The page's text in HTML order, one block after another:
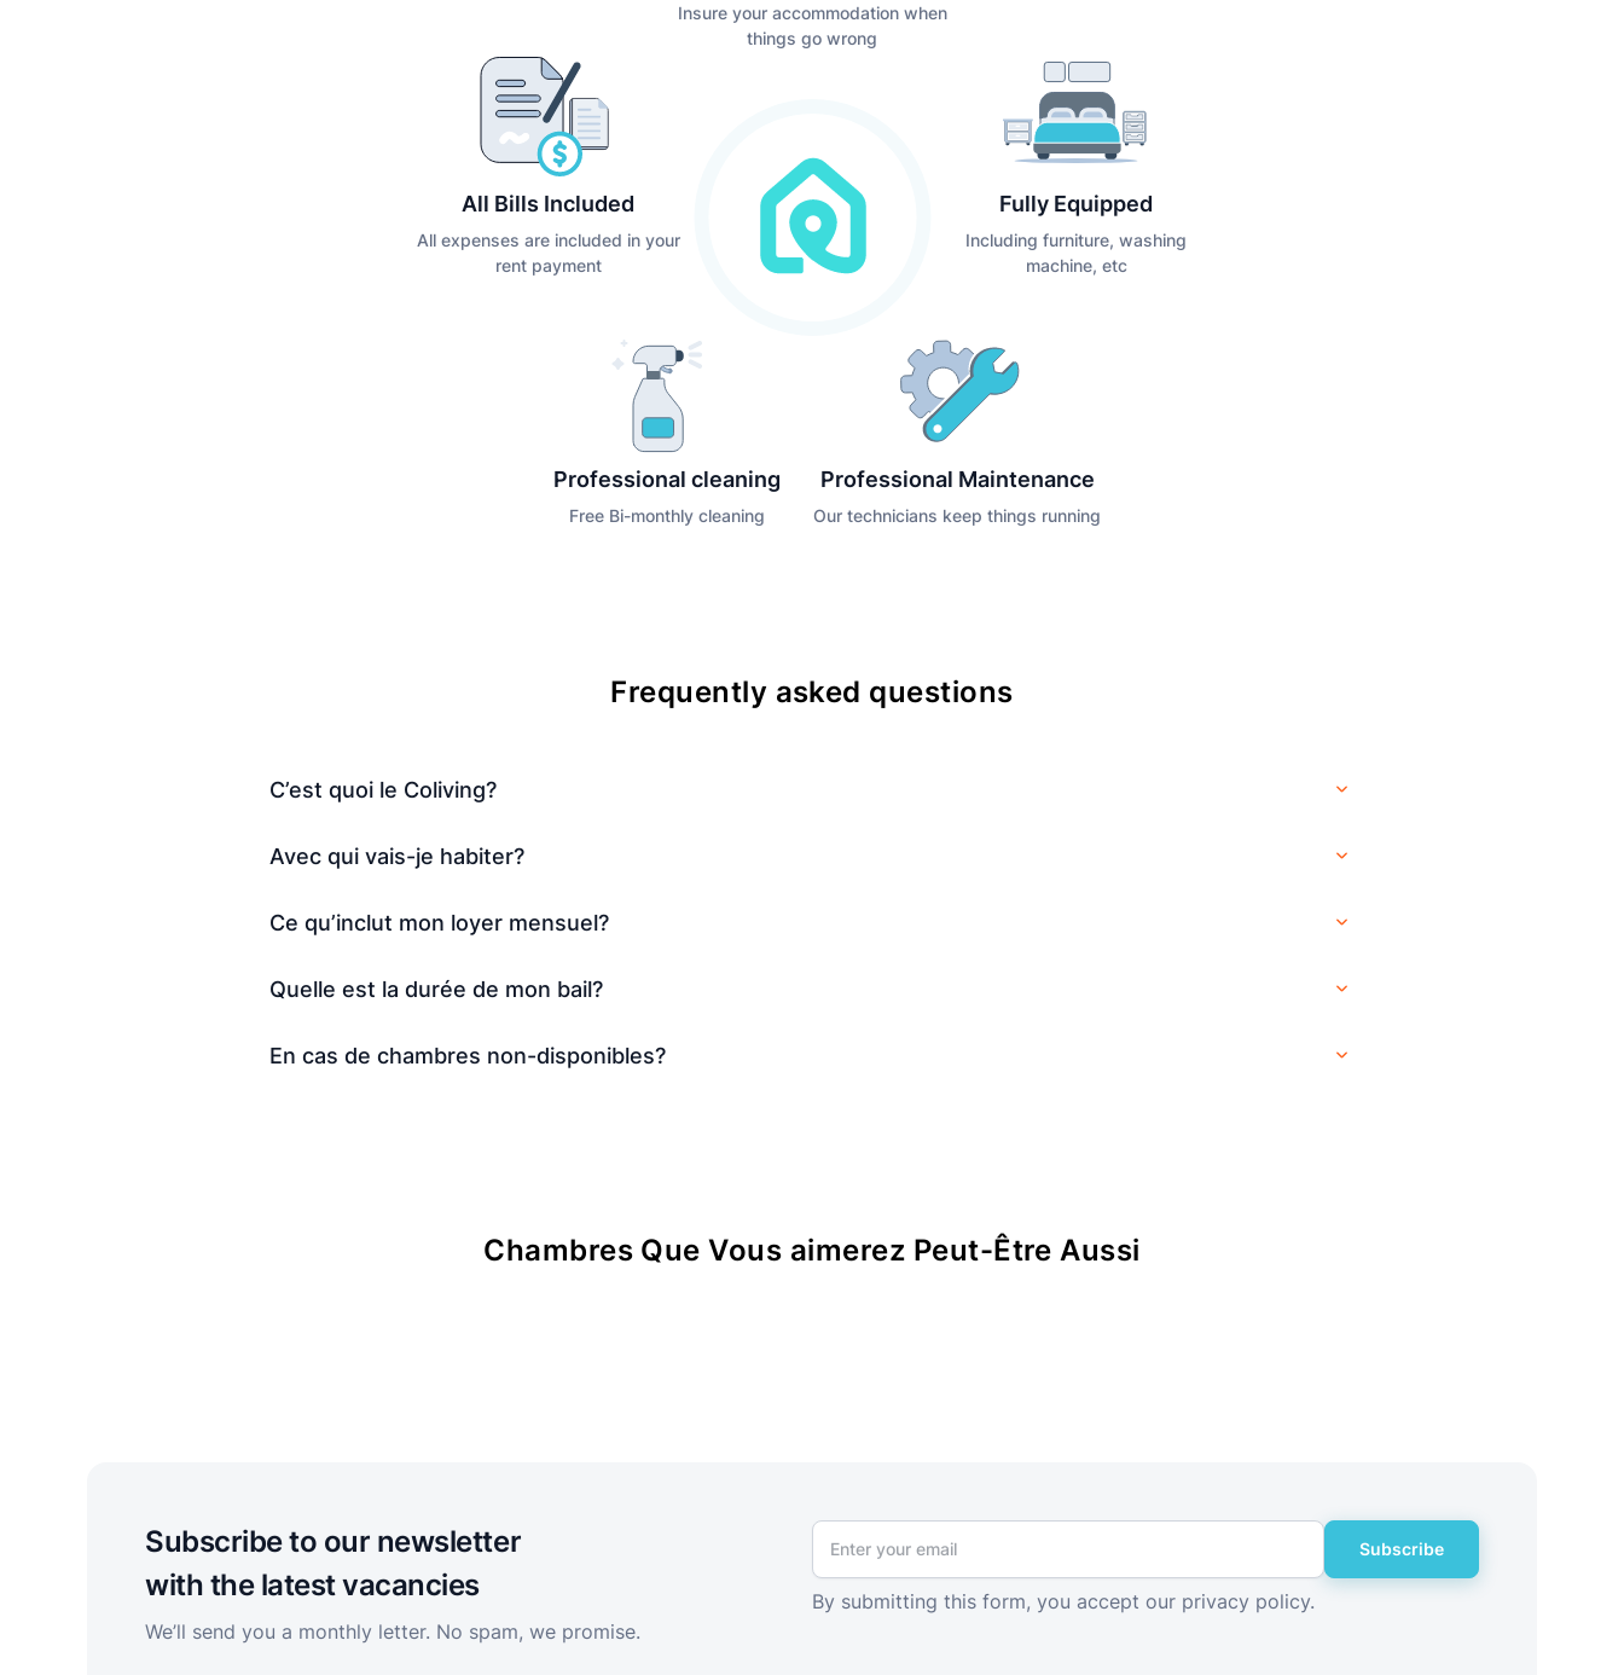
Insure your accommodation when
things go wrong
All Bills Included
All expenses are included in your
rent payment
Fully Equipped
Including furniture, washing
machine, etc
Professional cleaning
Free Bi-monthly cleaning
Professional Maintenance
Our technicians keep things running
Frequently asked questions
C’est quoi le Coliving?
Avec qui vais-je habiter?
Ce qu’inclut mon loyer mensuel?
Quelle est la durée de mon bail?
En cas de chambres non-disponibles?
Chambres Que Vous aimerez Peut-Être Aussi
Subscribe to our newsletter
with the latest vacancies
We’ll send you a monthly letter. No spam, we promise.
Subscribe
By submitting this form, you accept our privacy policy.